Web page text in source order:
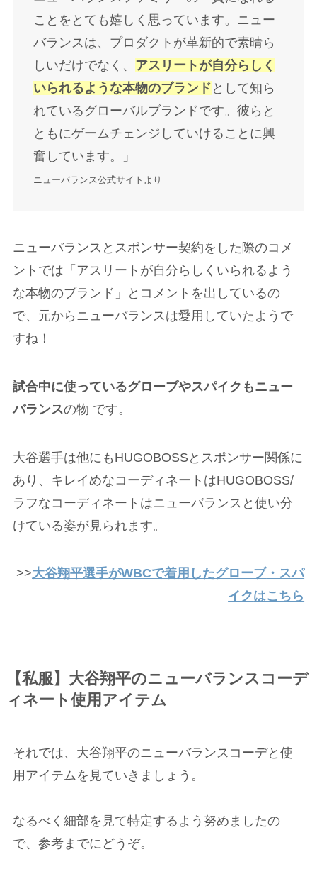
ことをとても嬉しく思っています。ニュー
バランスは、プロダクトが革新的で素晴ら
しいだけでなく、 アスリートが自分らしく
いられるような本物のブランド として知ら
れているグローバルブランドです。彼らと
ともにゲームチェンジしていけることに興
奮しています。」
ニューバランス公式サイトより
ニューバランスとスポンサー契約をした際のコメ
ントでは「アスリートが自分らしくいられるよう
な本物のブランド」とコメントを出しているの
で、元からニューバランスは愛用していたようで
すね！
試合中に使っているグローブやスパイクもニュー
バランスの物 です。
大谷選手は他にもHUGOBOSSとスポンサー関係に
あり、キレイめなコーディネートはHUGOBOSS/
ラフなコーディネートはニューバランスと使い分
けている姿が見られます。
>>大谷翔平選手がWBCで着用したグローブ ・ スパ
イクはこちら
【私服】大谷翔平のニューバランスコーデ
ィネート使用アイテム
それでは、大谷翔平のニューバランスコーデと使
用アイテムを見ていきましょう。
なるべく細部を見て特定するよう努めましたの
で、参考までにどうぞ。